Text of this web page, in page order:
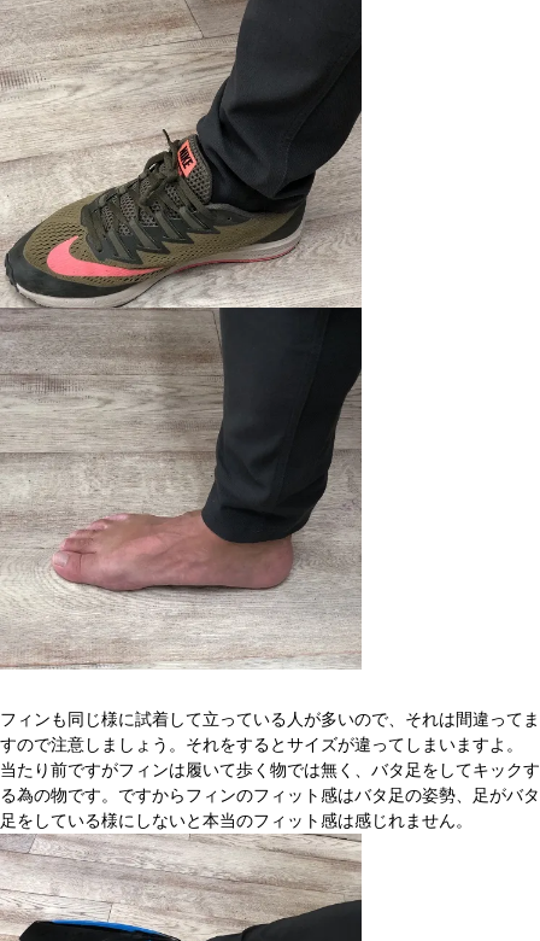
フィンも同じ様に試着して立っている人が多いので、それは間違ってま
すので注意しましょう。それをするとサイズが違ってしまいますよ。
当たり前ですがフィンは履いて歩く物では無く、バタ足をしてキックす
る為の物です。ですからフィンのフィット感はバタ足の姿勢、足がバタ
足をしている様にしないと本当のフィット感は感じれません。